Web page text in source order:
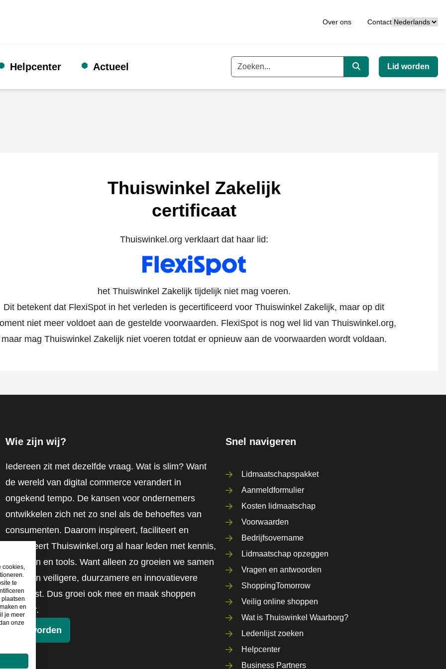
Over ons ContactTaal
Helpcenter Actueel Trefwoord
Zoeken
Lid worden
Thuiswinkel Zakelijk
certificaat
Thuiswinkel.org verklaart dat haar lid:
het Thuiswinkel Zakelijk tijdelijk niet mag voeren.
Dit betekent dat FlexiSpot in het verleden is gecertificeerd voor Thuiswinkel Zakelijk, maar op dit
niet meer voldoet aan de gestelde voorwaarden. FlexiSpot is nog wel lid van Thuiswinkel.org,
maar mag Thuiswinkel Zakelijk niet voeren totdat er opnieuw aan de voorwaarden wordt voldaan.
Wie zijn wij?
Iedereen zit met dezelfde vraag. Wat is slim? Want
de wereld van digital commerce verandert in
ongekend tempo. De kansen voor ondernemers
ontwikkelen zich net zo snel als de behoeftes van
consumenten. Daarom inspireert, faciliteert en
mobiliseert Thuiswinkel.org al haar leden met kennis,
inzichten en tools. Want alleen zo groeien we samen
naar een veiligere, duurzamere en innovatievere
toekomst. Dus groei ook mee en maak shoppen
slimmer.
Lid worden
Snel navigeren
Lidmaatschapspakket
Aanmeldformulier
Kosten lidmaatschap
Voorwaarden
Bedrijfsovername
Lidmaatschap opzeggen
Vragen en antwoorden
ShoppingTomorrow
Veilig online shoppen
Wat is Thuiswinkel Waarborg?
Ledenlijst zoeken
Helpcenter
Business Partners
cookies,
te
plaatsen
en
je meer
onze